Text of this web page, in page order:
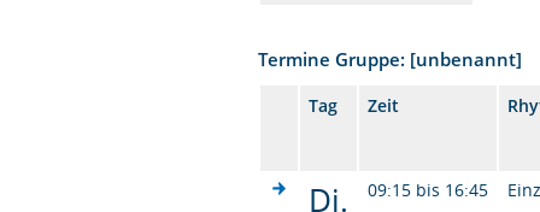
Termine Gruppe: [unbenannt]
Tag Zeit
Di. 09:15 bis 16:45